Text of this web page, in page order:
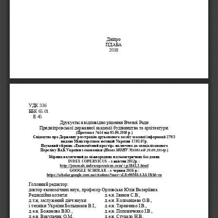
Дніпро
ПДАБА
2018
УДК 336
ББК 65.01
Е 45
Друкується відповідно рішення Вченої Ради
Придніпровської державної академії будівництва та архітектури.
(Протокол No14 вiд 05.06.2018 р .)
Свідоцтво про Державну реєстрацію друкованого засобу масової інформації 279/3
видано Міністерством юстицій України 17.05.07р
Науковий збірник «Економічний простір» включено до спеціалізованого
Переліку ВАК України з економіки (Наказ МОНУ No1081 від 29.09.2014р. )
Збірник включений до міжнародних наукометричних баз даних
INDEX COPERNICUS – з жовтня 2012р . :
http://journals indexcopernicus com/+,p3843,3. html
GOOGLE SCHOLAR – з червня 2016 р .:
https://scholar.google. com. ua/citations?user=sLRr06MAAAAJ& hl=ru
Головний редактор:
доктор економічних наук, професор Орловська Юлія Валеріївна.
Редакційна колегія:
д .т.н, заслужений діяч науки
і техніки України Большаков В .І.,
д .е.н. Божанова В.Ю
д .е.н. Вакульчик О.М.,
д .е.н. Іванов С.В
д .е.н. Коломицева О.В
д .е.н. Тараненко І.В
д .е.н. Поповиченко І.В
д .е.н. Стукало Н.В